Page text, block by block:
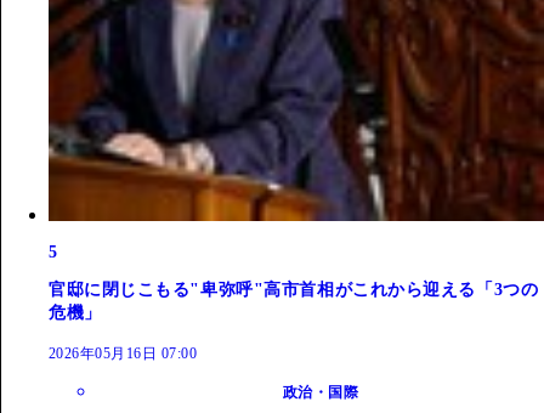
5
官邸に閉じこもる"卑弥呼"高市首相がこれから迎える「3つの
危機」
2026年05月16日 07:00
政治・国際